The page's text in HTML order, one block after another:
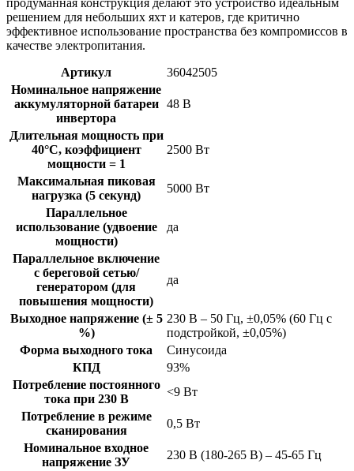
решением для небольших яхт и катеров, где критично
эффективное использование пространства без компромиссов в
качестве электропитания.
Артикул
36042505
Номинальное напряжение
аккумуляторной батареи
инвертора
48 В
Длительная мощность при
40°C, коэффициент
мощности = 1
2500 Вт
Максимальная пиковая
нагрузка (5 секунд)
5000 Вт
Параллельное
использование (удвоение
мощности)
да
Параллельное включение
с береговой сетью/
генератором (для
повышения мощности)
да
Выходное напряжение (± 5
%)
230 В – 50 Гц, ±0,05% (60 Гц с
подстройкой, ±0,05%)
Форма выходного тока
Синусоида
КПД
93%
Потребление постоянного
тока при 230 В
<9 Вт
Потребление в режиме
сканирования
0,5 Вт
Номинальное входное
напряжение ЗУ
230 В (180-265 В) – 45-65 Гц